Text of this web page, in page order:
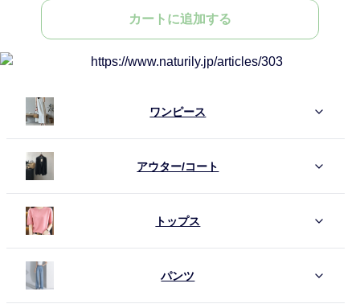
カートに追加する
ワンピース
アウター/コート
トップス
パンツ